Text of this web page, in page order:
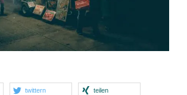
twittern teilen